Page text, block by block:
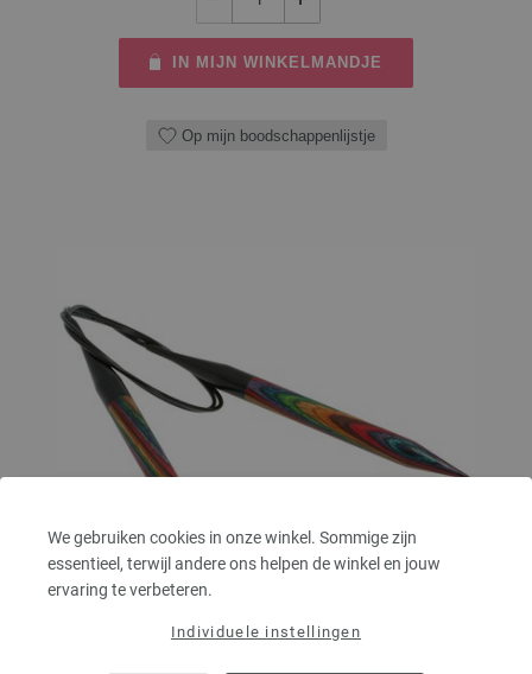
We gebruiken cookies in onze winkel. Sommige zijn
essentieel, terwijl andere ons helpen de winkel en jouw
ervaring te verbeteren.
Individuele instellingen
IN MIJN WINKELMANDJE
Op mijn boodschappenlijstje